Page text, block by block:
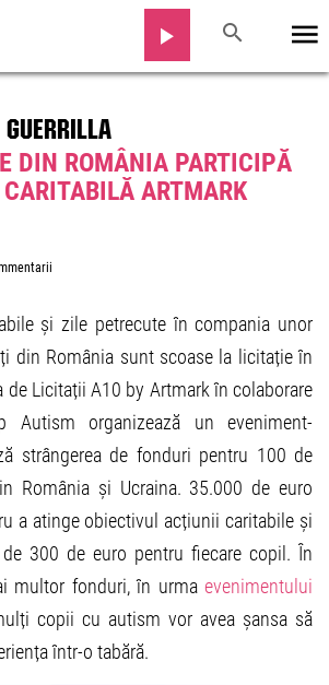
GUERRILLA
DIN ROMÂNIA PARTICIPĂ
ARTMARK
și zile petrecute în compania unor
din România sunt scoase la licitație în
de Licitații A10 by Artmark în colaborare
Autism organizează un eveniment-
strângerea de fonduri pentru 100 de
România și Ucraina. 35.000 de euro
a atinge obiectivul acțiunii caritabile și
300 de euro pentru fiecare copil. În
multor fonduri, în urma evenimentului
copii cu autism vor avea șansa să
într-o tabără.